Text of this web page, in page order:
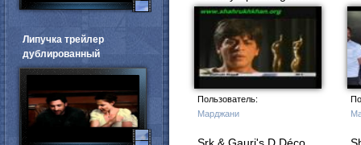
Пользователь:
Марджани
Липучка трейлер
дублированный